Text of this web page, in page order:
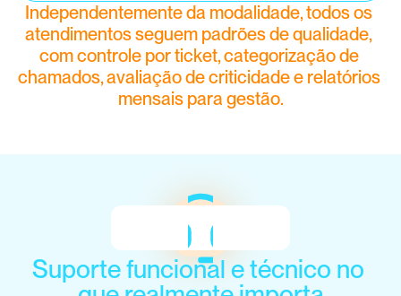
Independentemente da modalidade, todos os
atendimentos seguem padrões de qualidade,
com controle por ticket, categorização de
chamados, avaliação de criticidade e relatórios
mensais para gestão.
Suporte funcional e técnico no